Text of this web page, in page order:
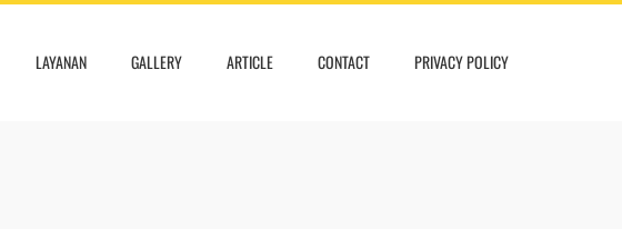
LAYANAN GALLERY ARTICLE CONTACT PRIVACY POLICY